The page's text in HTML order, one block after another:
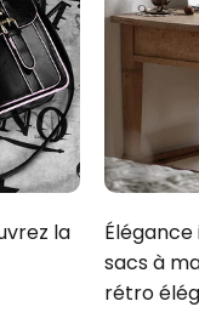
la
sacs à
rétro